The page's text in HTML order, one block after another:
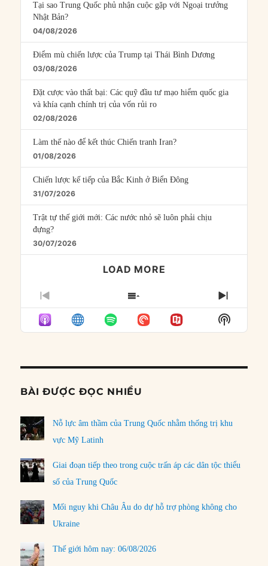
Tại sao Trung Quốc phủ nhận cuộc gặp với Ngoại trưởng
Nhật Bản?
04/08/2026
Điểm mù chiến lược của Trump tại Thái Bình Dương
03/08/2026
Đặt cược vào thất bại: Các quỹ đầu tư mạo hiểm quốc gia
và khía cạnh chính trị của vốn rủi ro
02/08/2026
Làm thế nào để kết thúc Chiến tranh Iran?
01/08/2026
Chiến lược kế tiếp của Bắc Kinh ở Biển Đông
31/07/2026
Trật tự thế giới mới: Các nước nhỏ sẽ luôn phải chịu
đựng?
30/07/2026
LOAD MORE
PREVIOUS
EPISODE
SHOW
EPISODES
LIST
NEXT
Show
Podcast
BÀI ĐƯỢC ĐỌC NHIỀU
Nỗ lực âm thầm của Trung Quốc nhằm thống trị khu
vực Mỹ Latinh
Giai đoạn tiếp theo trong cuộc trấn áp các dân tộc thiểu
số của Trung Quốc
Mối nguy khi Châu Âu do dự hỗ trợ phòng không cho
Ukraine
Thế giới hôm nay: 06/08/2026